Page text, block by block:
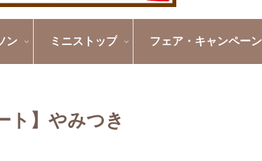
ン ミニストップ フェア・キャンペーン
ト】やみつき